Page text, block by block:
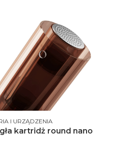
I URZĄDZENIA
kartridż round nano